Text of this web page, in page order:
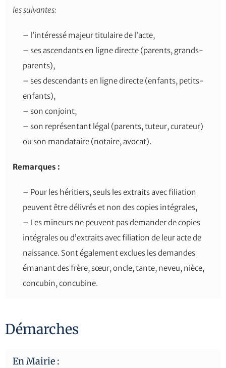
les suivantes:
– l’intéressé majeur titulaire de l’acte,
– ses ascendants en ligne directe (parents, grands-
parents),
– ses descendants en ligne directe (enfants, petits-
enfants),
– son conjoint,
– son représentant légal (parents, tuteur, curateur)
ou son mandataire (notaire, avocat).
Remarques :
– Pour les héritiers, seuls les extraits avec filiation
peuvent être délivrés et non des copies intégrales,
– Les mineurs ne peuvent pas demander de copies
intégrales ou d’extraits avec filiation de leur acte de
naissance. Sont également exclues les demandes
émanant des frère, sœur, oncle, tante, neveu, nièce,
concubin, concubine.
Démarches
En Mairie :